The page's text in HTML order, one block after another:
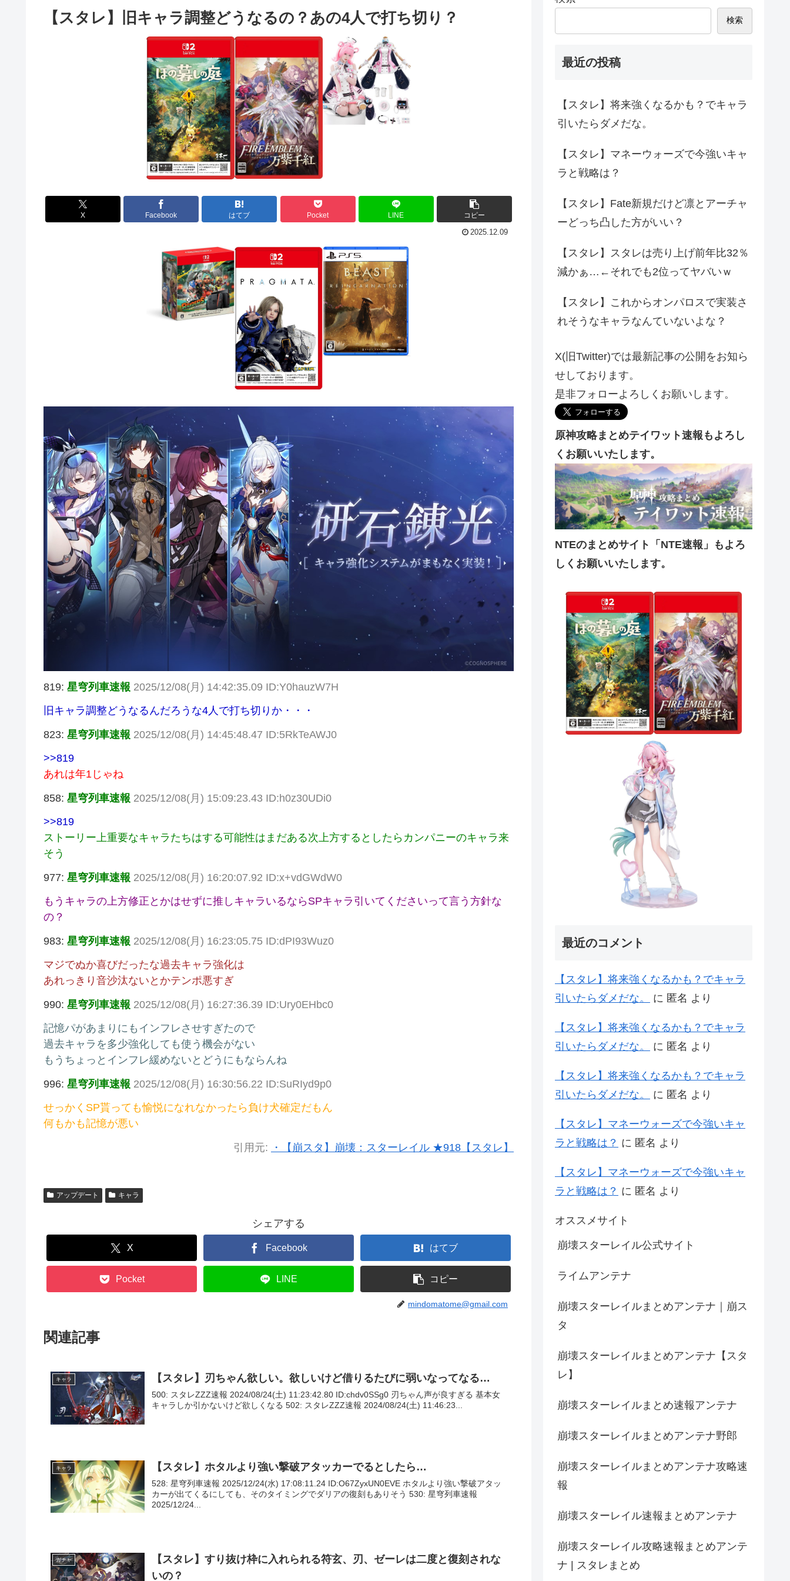
【スタレ】旧キャラ調整どうなるの？あの4人で打ち切り？
X Facebook はてブ Pocket LINE コピー
2025.12.09
819: 星穹列車速報 2025/12/08(月) 14:42:35.09 ID:Y0hauzW7H
旧キャラ調整どうなるんだろうな4人で打ち切りか・・・
823: 星穹列車速報 2025/12/08(月) 14:45:48.47 ID:5RkTeAWJ0
>>819
あれは年1じゃね
858: 星穹列車速報 2025/12/08(月) 15:09:23.43 ID:h0z30UDi0
>>819
ストーリー上重要なキャラたちはする可能性はまだある次上方するとしたらカンパニーのキャラ来
そう
977: 星穹列車速報 2025/12/08(月) 16:20:07.92 ID:x+vdGWdW0
もうキャラの上方修正とかはせずに推しキャラいるならSPキャラ引いてくださいって言う方針な
の？
983: 星穹列車速報 2025/12/08(月) 16:23:05.75 ID:dPI93Wuz0
マジでぬか喜びだったな過去キャラ強化は
あれっきり音沙汰ないとかテンポ悪すぎ
990: 星穹列車速報 2025/12/08(月) 16:27:36.39 ID:Ury0EHbc0
記憶パがあまりにもインフレさせすぎたので
過去キャラを多少強化しても使う機会がない
もうちょっとインフレ緩めないとどうにもならんね
996: 星穹列車速報 2025/12/08(月) 16:30:56.22 ID:SuRIyd9p0
せっかくSP貰っても愉悦になれなかったら負け犬確定だもん
何もかも記憶が悪い
引用元: ・【崩スタ】崩壊：スターレイル ★918【スタレ】
アップデート キャラ
シェアする
X Facebook はてブ
Pocket LINE コピー
mindomatome@gmail.com
関連記事
キャラ 【スタレ】刃ちゃん欲しい。欲しいけど借りるたびに弱いなってなる…
500: スタレZZZ速報 2024/08/24(土) 11:23:42.80 ID:chdv0SSg0 刃ちゃん声が良すぎる 基本女
キャラしか引かないけど欲しくなる 502: スタレZZZ速報 2024/08/24(土) 11:46:23...
キャラ 【スタレ】ホタルより強い撃破アタッカーでるとしたら…
528: 星穹列車速報 2025/12/24(水) 17:08:11.24 ID:O67ZyxUN0EVE ホタルより強い撃破アタッ
カーが出てくるにしても、そのタイミングでダリアの復刻もありそう 530: 星穹列車速報
2025/12/24...
ガチャ
【スタレ】すり抜け枠に入れられる符玄、刃、ゼーレは二度と復刻されな
いの？
検索
最近の投稿
【スタレ】将来強くなるかも？でキャラ
引いたらダメだな。
【スタレ】マネーウォーズで今強いキャ
ラと戦略は？
【スタレ】Fate新規だけど凛とアーチャ
ーどっち凸した方がいい？
【スタレ】スタレは売り上げ前年比32％
減かぁ…←それでも2位ってヤバいｗ
【スタレ】これからオンパロスで実装さ
れそうなキャラなんていないよな？
X(旧Twitter)では最新記事の公開をお知ら
せしております。
是非フォローよろしくお願いします。
原神攻略まとめテイワット速報もよろし
くお願いいたします。
NTEのまとめサイト「NTE速報」もよろ
しくお願いいたします。
最近のコメント
【スタレ】将来強くなるかも？でキャラ
引いたらダメだな。
に 匿名 より
【スタレ】将来強くなるかも？でキャラ
引いたらダメだな。
に 匿名 より
【スタレ】将来強くなるかも？でキャラ
引いたらダメだな。
に 匿名 より
【スタレ】マネーウォーズで今強いキャ
ラと戦略は？ に 匿名 より
【スタレ】マネーウォーズで今強いキャ
ラと戦略は？ に 匿名 より
オススメサイト
崩壊スターレイル公式サイト
ライムアンテナ
崩壊スターレイルまとめアンテナ｜崩ス
タ
崩壊スターレイルまとめアンテナ【スタ
レ】
崩壊スターレイルまとめ速報アンテナ
崩壊スターレイルまとめアンテナ野郎
崩壊スターレイルまとめアンテナ攻略速
報
崩壊スターレイル速報まとめアンテナ
崩壊スターレイル攻略速報まとめアンテ
ナ | スタレまとめ